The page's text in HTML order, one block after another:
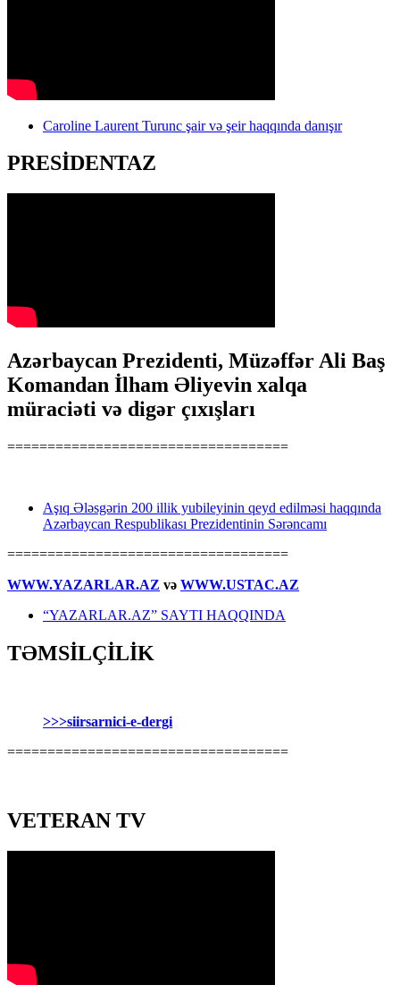
Caroline Laurent Turunc şair və şeir haqqında danışır
PRESİDENTAZ
Azərbaycan Prezidenti, Müzəffər Ali Baş
Komandan İlham Əliyevin xalqa
müraciəti və digər çıxışları
===================================
Aşıq Ələsgərin 200 illik yubileyinin qeyd edilməsi haqqında
Azərbaycan Respublikası Prezidentinin Sərəncamı
===================================
WWW.YAZARLAR.AZ və WWW.USTAC.AZ
“YAZARLAR.AZ” SAYTI HAQQINDA
TƏMSİLÇİLİK
>>>siirsarnici-e-dergi
===================================
VETERAN TV